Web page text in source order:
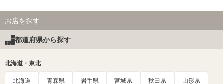
お店を探す
都道府県から探す
北海道・東北
北海道 青森県 岩手県 宮城県 秋田県 山形県